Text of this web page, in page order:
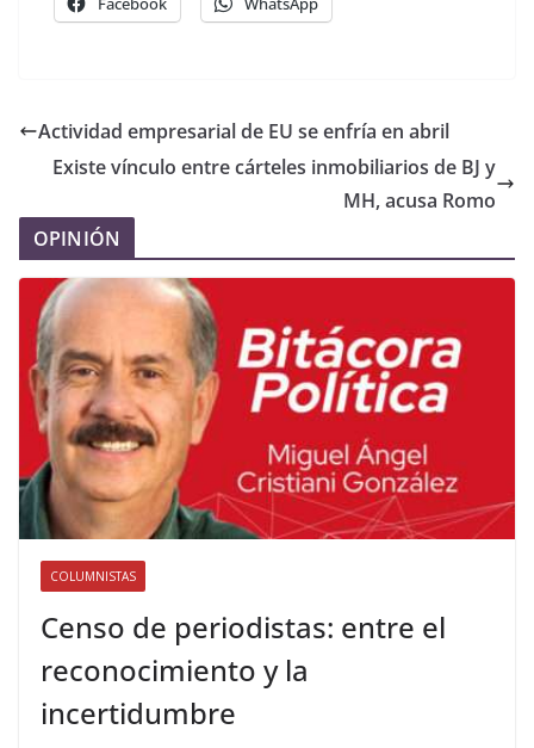
Actividad empresarial de EU se enfría en abril
Existe vínculo entre cárteles inmobiliarios de BJ y
MH, acusa Romo
OPINIÓN
COLUMNISTAS
Censo de periodistas: entre el
reconocimiento y la
incertidumbre